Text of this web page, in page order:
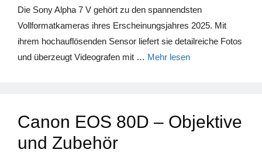
Die Sony Alpha 7 V gehört zu den spannendsten
Vollformatkameras ihres Erscheinungsjahres 2025. Mit
ihrem hochauflösenden Sensor liefert sie detailreiche Fotos
und überzeugt Videografen mit … Mehr lesen
Canon EOS 80D – Objektive
und Zubehör